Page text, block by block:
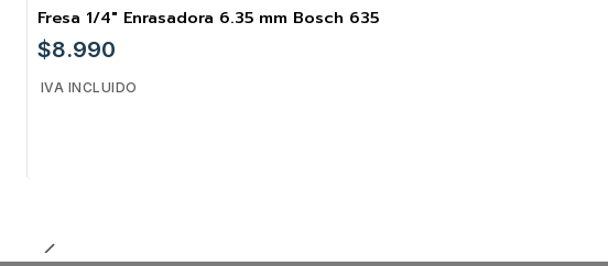
Fresa 1/4" Enrasadora 6.35 mm Bosch 635
$8.990
IVA INCLUIDO